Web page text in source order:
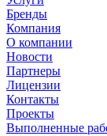
Бренды
Компания
О компании
Новости
Партнеры
Лицензии
Контакты
Проекты
Выполненные